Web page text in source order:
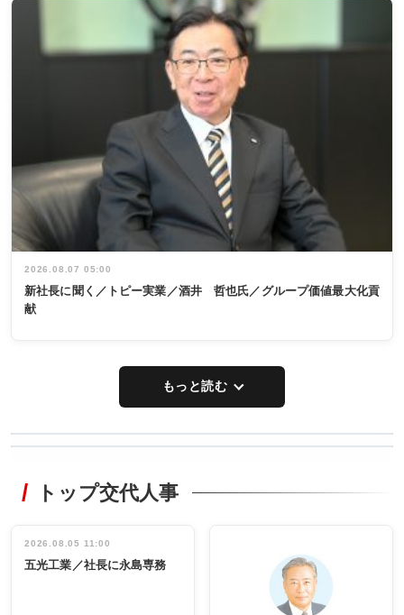
2026.08.07 05:00
新社長に聞く／トピー実業／酒井 哲也氏／グループ価値最大化貢
献
もっと読む
非鉄業界で
インタビュ
ー／社内ア
タックトレー
祝う 業界関
係者ら220人
出席
トップ交代人事
2026.08.05 11:00
五光工業／社長に永島専務